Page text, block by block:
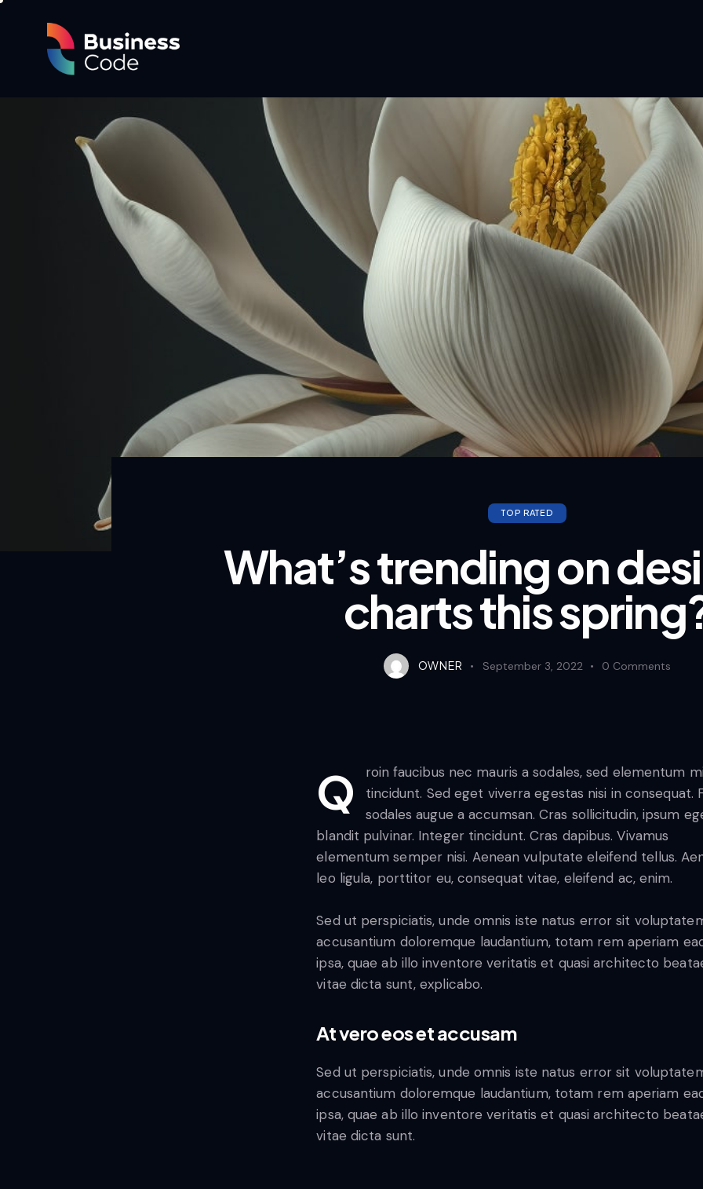
TOP RATED
What’s trending on
charts this
OWNER September 3, 2022 0 Comments
Qroin faucibus nec mauris a sodales, sed elementum mi
tincidunt. Sed eget viverra egestas nisi in consequat.
sodales augue a accumsan. Cras sollicitudin, ipsum
blandit pulvinar. Integer tincidunt. Cras dapibus. Vivamus
elementum semper nisi. Aenean vulputate eleifend tellus.
leo ligula, porttitor eu, consequat vitae, eleifend ac, enim.
Sed ut perspiciatis, unde omnis iste natus error sit
accusantium doloremque laudantium, totam rem aperiam
ipsa, quae ab illo inventore veritatis et quasi architecto
vitae dicta sunt, explicabo.
At vero eos et accusam
Sed ut perspiciatis, unde omnis iste natus error sit
accusantium doloremque laudantium, totam rem aperiam
ipsa, quae ab illo inventore veritatis et quasi architecto
vitae dicta sunt.